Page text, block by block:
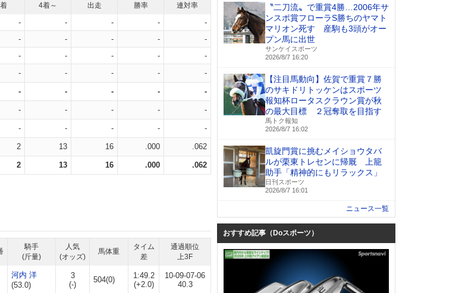
4着～ 出走 勝率 連対率
- - - -
-
- - - -
-
- - - -
-
- - - - -
- - - - -
- - - - -
- - - - -
2 13 16 .000 .062
2 13 16 .000 .062
騎手
(斤量)
人気
(オッズ)
馬体重
タイム
差
通過順位
上3F
河内 洋
(53.0)
3
(-)
504(0)
1:49.2
(+2.0)
10-09-07-06
40.3
〝二刀流〟で重賞4勝…2006年サ
ンスポ賞フローラS勝ちのヤマト
マリオン死す 産駒も3頭がオー
プン馬に出世
サンケイスポーツ
2026/8/7 16:20
【注目馬動向】佐賀で重賞７勝
のサキドリトッケンはスポーツ
報知杯ロータスクラウン賞が秋
の最大目標 ２冠奪取を目指す
馬トク報知
2026/8/7 16:02
凱旋門賞に挑むメイショウタバ
ルが栗東トレセンに帰厩 上籠
助手「精神的にもリラックス」
日刊スポーツ
2026/8/7 16:01
ニュース一覧
おすすめ記事（Doスポーツ）